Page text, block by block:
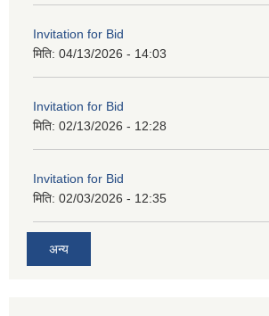
Invitation for Bid
मिति: 04/13/2026 - 14:03
Invitation for Bid
मिति: 02/13/2026 - 12:28
Invitation for Bid
मिति: 02/03/2026 - 12:35
अन्य